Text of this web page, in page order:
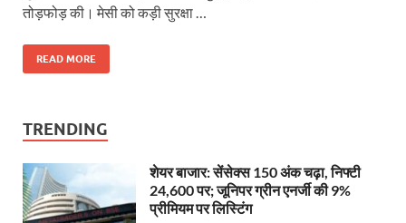
तोड़फोड़ की। मेसी को कड़ी सुरक्षा …
READ MORE
TRENDING
शेयर बाजार: सेंसेक्स 150 अंक चढ़ा, निफ्टी
24,600 पर; जूनिपर ग्रीन एनर्जी की 9%
प्रीमियम पर लिस्टिंग